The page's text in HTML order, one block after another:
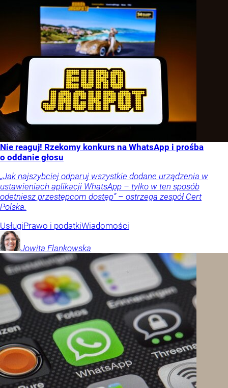
Nie reaguj! Rzekomy konkurs na WhatsApp i prośba
o oddanie głosu
„Jak najszybciej odparuj wszystkie dodane urządzenia w
ustawieniach aplikacji WhatsApp – tylko w ten sposób
odetniesz przestępcom dostęp” – ostrzega zespół Cert
Polska.
UsługiPrawo i podatkiWiadomości
Jowita Flankowska